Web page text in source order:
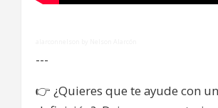
---
👉 ¿Quieres que te ayude con